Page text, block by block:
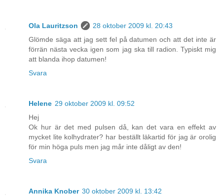
Ola Lauritzson
28 oktober 2009 kl. 20:43
Glömde säga att jag sett fel på datumen och att det inte är
förrän nästa vecka igen som jag ska till radion. Typiskt mig
att blanda ihop datumen!
Svara
Helene 29 oktober 2009 kl. 09:52
Hej
Ok hur är det med pulsen då, kan det vara en effekt av
mycket lite kolhydrater? har beställt läkartid för jag är orolig
för min höga puls men jag mår inte dåligt av den!
Svara
Annika Knober 30 oktober 2009 kl. 13:42